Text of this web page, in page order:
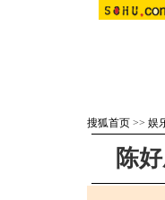
搜狐首页 >> 娱
陈